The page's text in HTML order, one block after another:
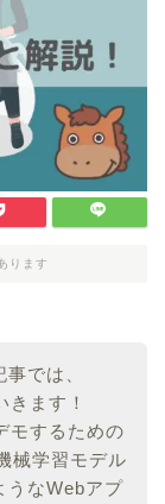
ります
では、
ます！
モするための
械学習モデル
うなWebアプ